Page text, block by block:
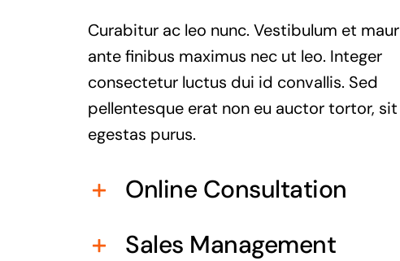
Curabitur ac leo nunc. Vestibulum et
ante finibus maximus nec ut leo. Integer
consectetur luctus dui id convallis. Sed
pellentesque erat non eu auctor tortor,
egestas purus.
Online Consultation
Sales Management